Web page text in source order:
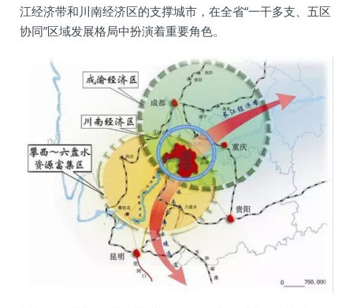
江经济带和川南经济区的支撑城市，在全省“一干多支、五区
协同”区域发展格局中扮演着重要角色。